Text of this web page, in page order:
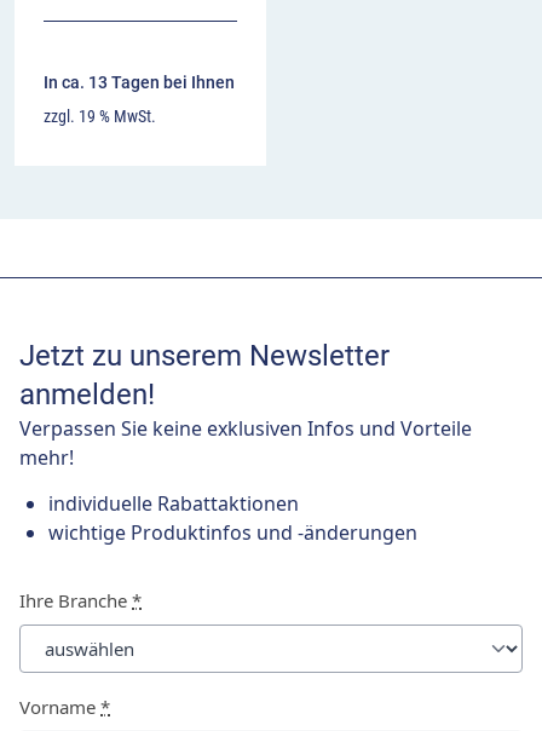
In ca. 13 Tagen bei Ihnen
zzgl. 19 % MwSt.
Jetzt zu unserem Newsletter
anmelden!
Verpassen Sie keine exklusiven Infos und Vorteile
mehr!
individuelle Rabattaktionen
wichtige Produktinfos und -änderungen
Ihre Branche *
Vorname *